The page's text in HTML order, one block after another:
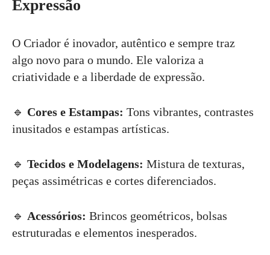
Expressão
O Criador é inovador, autêntico e sempre traz
algo novo para o mundo. Ele valoriza a
criatividade e a liberdade de expressão.
🔹 Cores e Estampas: Tons vibrantes, contrastes
inusitados e estampas artísticas.
🔹 Tecidos e Modelagens: Mistura de texturas,
peças assimétricas e cortes diferenciados.
🔹 Acessórios: Brincos geométricos, bolsas
estruturadas e elementos inesperados.